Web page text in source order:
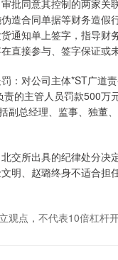
同意其控制的两家关
造合同单据等财务造
通知单上签字，指导财
直接参与、签字保证或
对公司主体*ST广道
的主管人员罚款500万
总经理、监事、独董
所出具的纪律处分决
明、赵璐终身不适合
观点，不代表10倍杠杆